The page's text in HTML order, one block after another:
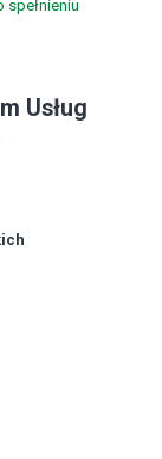
spełnieniu
Usług